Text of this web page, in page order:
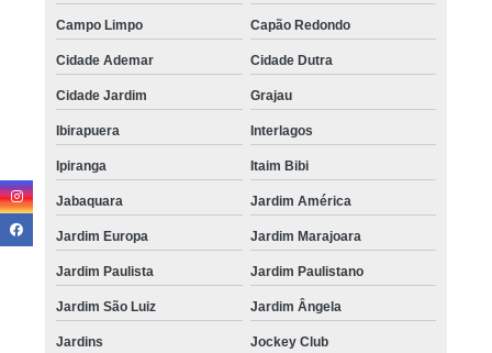
Campo Limpo Capão Redondo
Cidade Ademar Cidade Dutra
Cidade Jardim Grajau
Ibirapuera Interlagos
Ipiranga Itaim Bibi
Jabaquara Jardim América
Jardim Europa Jardim Marajoara
Jardim Paulista Jardim Paulistano
Jardim São Luiz Jardim Ângela
Jardins Jockey Club